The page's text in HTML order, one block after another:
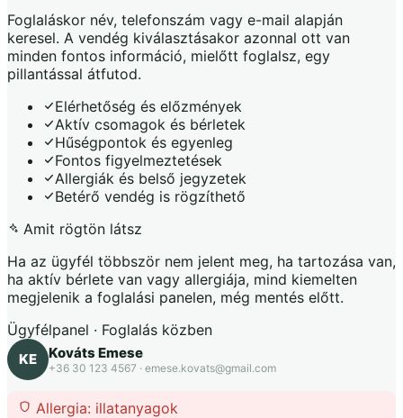
Foglaláskor név, telefonszám vagy e-mail alapján
keresel. A vendég kiválasztásakor azonnal ott van
minden fontos információ, mielőtt foglalsz, egy
pillantással átfutod.
Elérhetőség és előzmények
Aktív csomagok és bérletek
Hűségpontok és egyenleg
Fontos figyelmeztetések
Allergiák és belső jegyzetek
Betérő vendég is rögzíthető
Amit rögtön látsz
Ha az ügyfél többször nem jelent meg, ha tartozása van,
ha aktív bérlete van vagy allergiája, mind kiemelten
megjelenik a foglalási panelen, még mentés előtt.
Ügyfélpanel · Foglalás közben
KE Kováts Emese
+36 30 123 4567 · emese.kovats@gmail.com
Allergia: illatanyagok